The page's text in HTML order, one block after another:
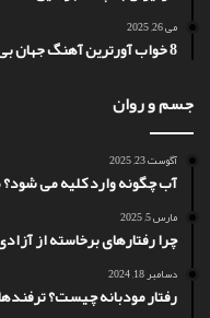
می 26, 2025
8 خواب آورترین آهنگ جهان بی کلام+ لینک دانلود
جسم و روان
آگوست 23, 2025
آب چگونه وارد کلیه می
مارس 5, 2025
چرا رفتارهای برخاسته از
دسامبر 18, 2024
رفتار مودبانه چیست؟